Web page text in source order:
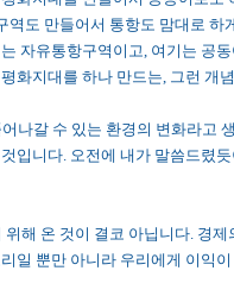
역도 만들어서 통항도 맘대로
자유통항구역이고, 여기는 공
화지대를 하나 만드는, 그런 개
나갈 수 있는 환경의 변화라고
입니다. 오전에 내가 말씀드렸
위해 온 것이 결코 아닙니다. 경
일 뿐만 아니라 우리에게 이익